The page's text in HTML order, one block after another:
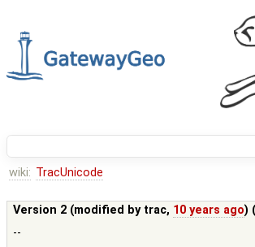
wiki: TracUnicode
Version 2 (modified by trac, 10 years ago) (
--